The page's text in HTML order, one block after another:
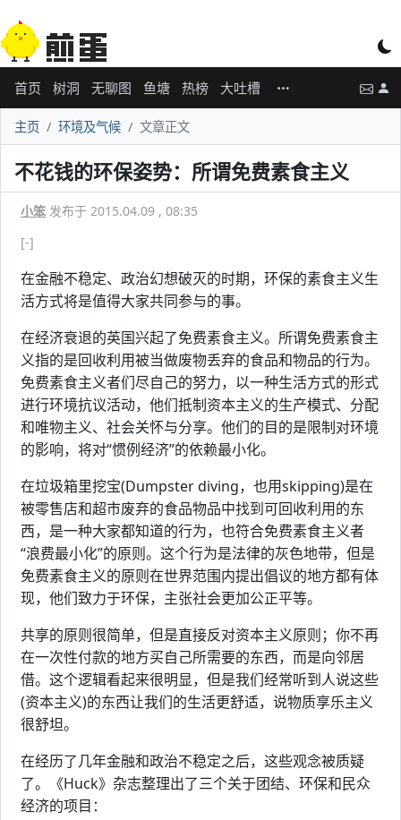
首页 树洞 无聊图 鱼塘 热榜 大吐槽
主页 环境及气候 文章正文
不花钱的环保姿势：所谓免费素食主义
小笨 发布于 2015.04.09 , 08:35
[-]
在金融不稳定、政治幻想破灭的时期，环保的素食主义生
活方式将是值得大家共同参与的事。
在经济衰退的英国兴起了免费素食主义。所谓免费素食主
义指的是回收利用被当做废物丢弃的食品和物品的行为。
免费素食主义者们尽自己的努力，以一种生活方式的形式
进行环境抗议活动，他们抵制资本主义的生产模式、分配
和唯物主义、社会关怀与分享。他们的目的是限制对环境
的影响，将对“惯例经济”的依赖最小化。
在垃圾箱里挖宝(Dumpster diving，也用skipping)是在
被零售店和超市废弃的食品物品中找到可回收利用的东
西，是一种大家都知道的行为，也符合免费素食主义者
“浪费最小化”的原则。这个行为是法律的灰色地带，但是
免费素食主义的原则在世界范围内提出倡议的地方都有体
现，他们致力于环保，主张社会更加公正平等。
共享的原则很简单，但是直接反对资本主义原则；你不再
在一次性付款的地方买自己所需要的东西，而是向邻居
借。这个逻辑看起来很明显，但是我们经常听到人说这些
(资本主义)的东西让我们的生活更舒适，说物质享乐主义
很舒坦。
在经历了几年金融和政治不稳定之后，这些观念被质疑
了。《Huck》杂志整理出了三个关于团结、环保和民众
经济的项目：